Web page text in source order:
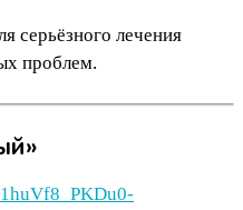
серьёзного лечения
проблем.